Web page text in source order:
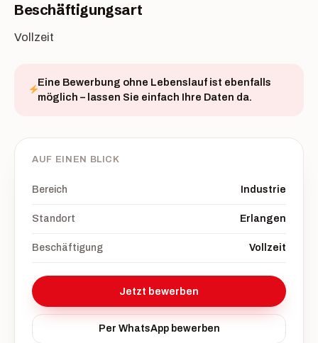
Beschäftigungsart
Vollzeit
Eine Bewerbung ohne Lebenslauf ist ebenfalls
möglich – lassen Sie einfach Ihre Daten da.
AUF EINEN BLICK
Bereich Industrie
Standort Erlangen
Beschäftigung Vollzeit
Jetzt bewerben
Per WhatsApp bewerben